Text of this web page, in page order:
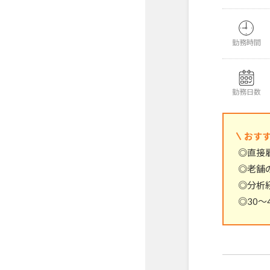
勤務時間
勤務日数
おす
◎直接
◎老舗
◎分析
◎30～